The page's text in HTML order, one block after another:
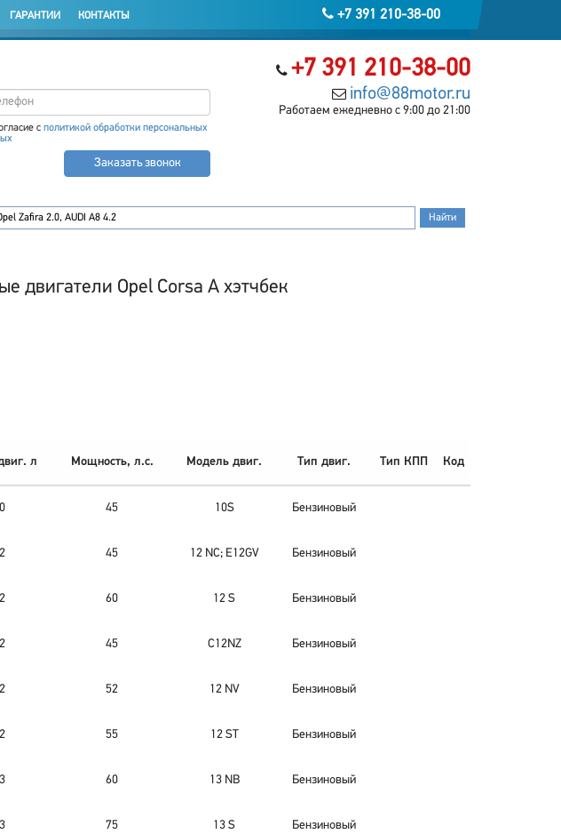
+7 391 210-38-00
ГАРАНТИИ КОНТАКТЫ
+7 391 210-38-00
info@88motor.ru
Работаем ежедневно с 9:00 до 21:00
с политикой обработки персональных
Заказать звонок
двигатели Opel Corsa A хэтчбек
л Мощность, л.с. Модель двиг. Тип двиг. Тип КПП Код
45 10S Бензиновый
45 12 NC; E12GV Бензиновый
60 12 S Бензиновый
45 C12NZ Бензиновый
52 12 NV Бензиновый
55 12 ST Бензиновый
60 13 NB Бензиновый
75 13 S Бензиновый